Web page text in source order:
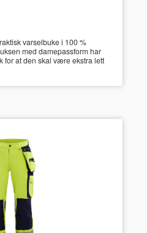
varselbuke i 100 %
med damepassform har
for at den skal være ekstra lett